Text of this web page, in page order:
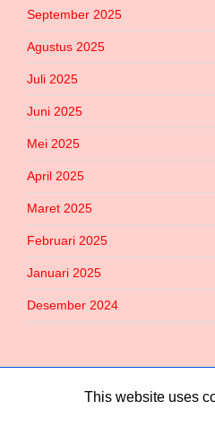
September 2025
Agustus 2025
Juli 2025
Juni 2025
Mei 2025
April 2025
Maret 2025
Februari 2025
Januari 2025
Desember 2024
Copyright @ 2026
This website uses